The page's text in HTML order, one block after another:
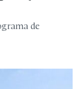
de